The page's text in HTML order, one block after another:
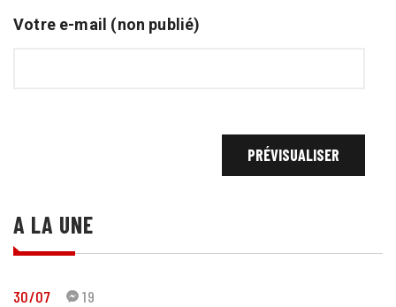
Votre e-mail (non publié)
A LA UNE
30/07 19